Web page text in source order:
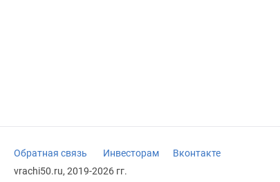
Обратная связь Инвесторам
Вконтакте
vrachi50.ru, 2019-2026 гг.